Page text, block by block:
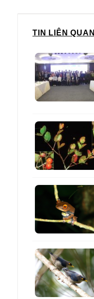
TIN LIÊN QUAN